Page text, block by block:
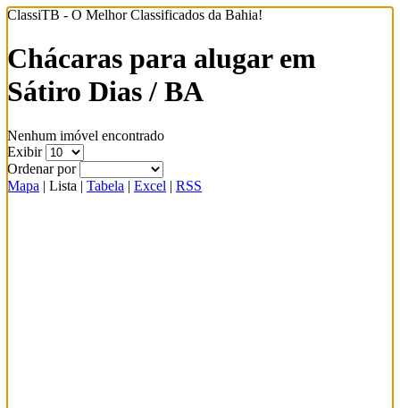
ClassiTB - O Melhor Classificados da Bahia!
Chácaras para alugar em
Sátiro Dias / BA
Nenhum imóvel encontrado
Exibir
Ordenar por
Mapa | Lista | Tabela | Excel | RSS